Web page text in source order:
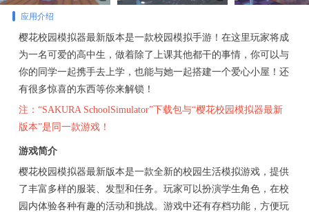
应用介绍
樱花校园模拟器最新版本是一款校园模拟手游！在这里玩家将成
为一名可爱的高中生，做着除了上课其他都干的事情，你可以与
你的同学一起携手去上学，也能与她一起搭建一个爱心小屋！还
有很多惊喜的东西等你来解锁！
注：“SAKURA SchoolSimulator”下载包与“樱花校园模拟器最新
版本”是同一款游戏！
游戏简介
樱花校园模拟器最新版本是一款全新的校园生活模拟游戏，提供
了丰富多样的服装、发型和任务。玩家可以扮演学生角色，在校
园内体验各种有趣的活动和挑战。游戏中还有存档功能，方便玩